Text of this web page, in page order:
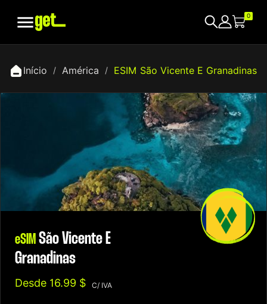
 0
Início América ESIM São Vicente E Granadinas
eSIM São Vicente E
Granadinas
Desde 16.99 $ C/ IVA